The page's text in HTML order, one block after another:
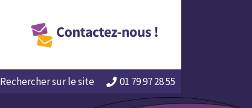
Recherchersur le site 01 79 97 28 55